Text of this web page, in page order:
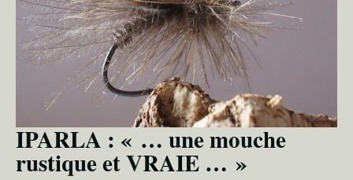
IPARLA : « … une mouche
rustique et VRAIE … »